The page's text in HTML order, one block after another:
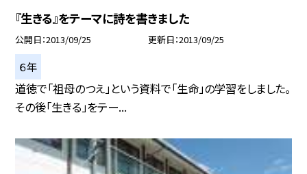
『生きる』をテーマに詩を書きました
公開日 2013/09/25 更新日 2013/09/25
６年
道徳で「祖母のつえ」という資料で「生命」の学習をしました。
その後「生きる」をテー...